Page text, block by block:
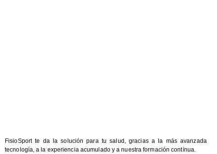
FisioSport te da la solución para tu salud, gracias a la más avanzada
tecnología, a la experiencia acumulado y a nuestra formación contínua.